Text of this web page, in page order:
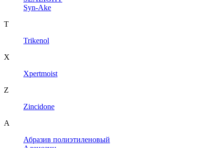
Syn-Ake
T
Trikenol
X
Xpertmoist
Z
Zincidone
А
Абразив полиэтиленовый